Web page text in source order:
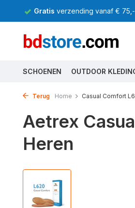
Gratis verzending vanaf € 75,-
SCHOENEN OUTDOOR
Terug Home Casual Comfort
Aetrex
Heren